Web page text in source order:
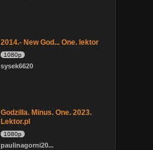
2014.- New God... One. lektor
1080p
sysek6620
Godzilla. Minus. One. 2023.
Lektor.pl
1080p
paulinagorni20...